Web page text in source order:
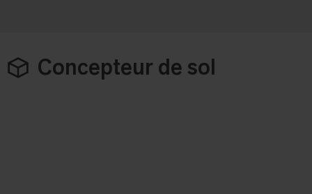
Concepteur de sol